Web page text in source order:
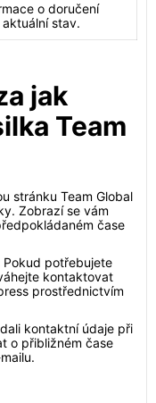
o doručení
stav.
jak
Team
stránku Team Global
Zobrazí se vám
čase
Pokud potřebujete
kontaktovat
prostřednictvím
kontaktní údaje při
o přibližném čase